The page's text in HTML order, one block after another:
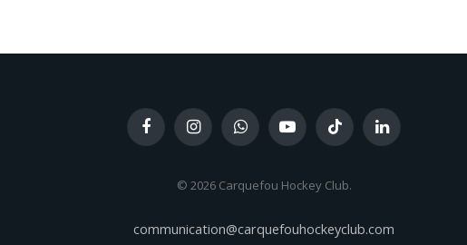
FacebookInstagramWhatsAppYouTubeTikTok LinkedIn
© 2026 Carquefou Hockey Club.
communication@carquefouhockeyclub.com